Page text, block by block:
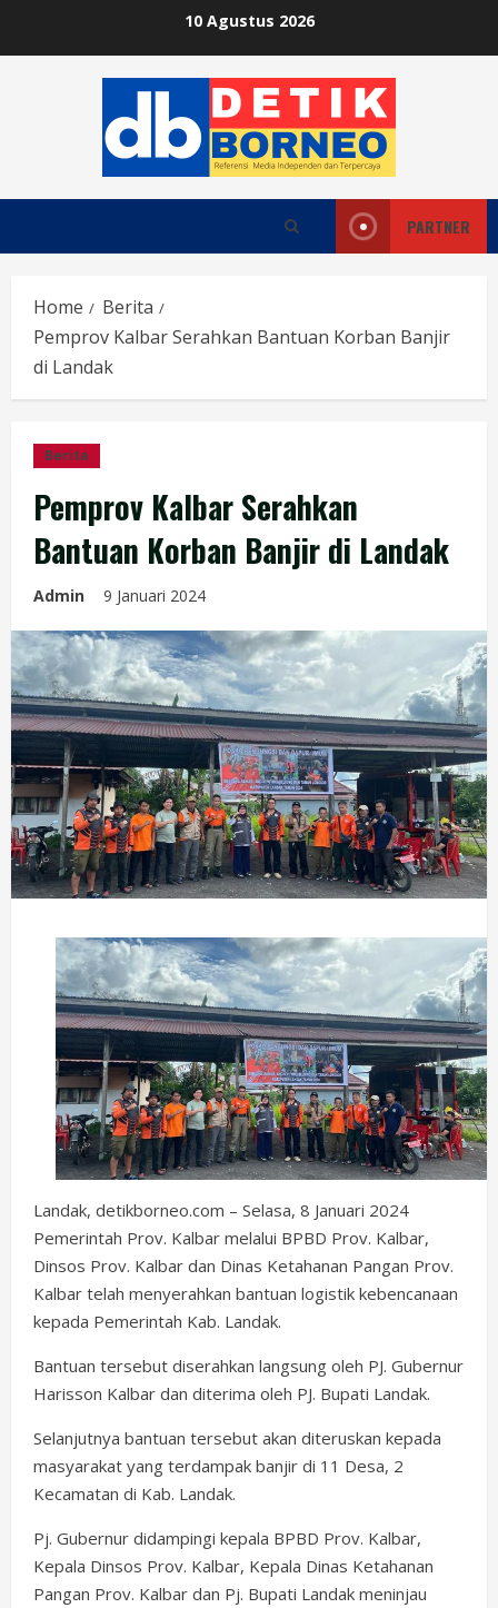
10 Agustus 2026
PARTNER
Home
Berita
Pemprov Kalbar Serahkan Bantuan Korban Banjir
di Landak
Berita
Pemprov Kalbar Serahkan
Bantuan Korban Banjir di Landak
Admin 9 Januari 2024
Landak, detikborneo.com – Selasa, 8 Januari 2024
Pemerintah Prov. Kalbar melalui BPBD Prov. Kalbar,
Dinsos Prov. Kalbar dan Dinas Ketahanan Pangan Prov.
Kalbar telah menyerahkan bantuan logistik kebencanaan
kepada Pemerintah Kab. Landak.
Bantuan tersebut diserahkan langsung oleh PJ. Gubernur
Harisson Kalbar dan diterima oleh PJ. Bupati Landak.
Selanjutnya bantuan tersebut akan diteruskan kepada
masyarakat yang terdampak banjir di 11 Desa, 2
Kecamatan di Kab. Landak.
Pj. Gubernur didampingi kepala BPBD Prov. Kalbar,
Kepala Dinsos Prov. Kalbar, Kepala Dinas Ketahanan
Pangan Prov. Kalbar dan Pj. Bupati Landak meninjau